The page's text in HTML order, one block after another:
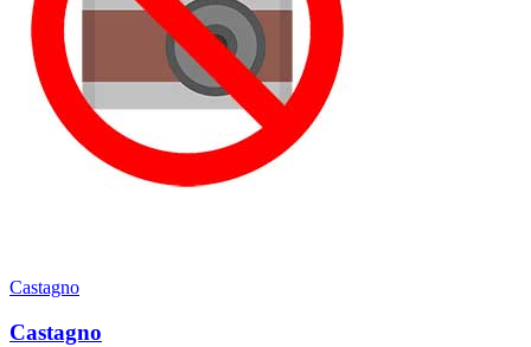
Castagno
Castagno